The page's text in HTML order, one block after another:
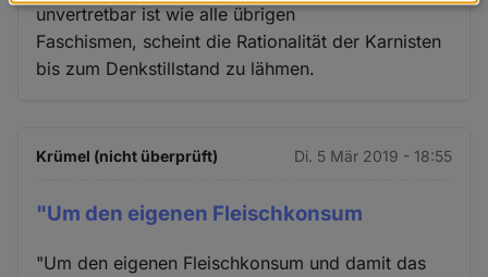
unvertretbar ist wie alle übrigen
Faschismen, scheint die Rationalität der Karnisten
bis zum Denkstillstand zu lähmen.
Krümel (nicht überprüft) Di. 5 Mär 2019 - 18:55
"Um den eigenen Fleischkonsum
"Um den eigenen Fleischkonsum und damit das
Daten
und
Cookies